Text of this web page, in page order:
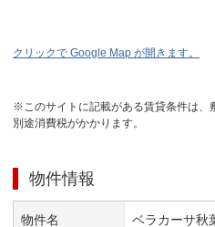
クリックで Google Map が開きます。
※このサイトに記載がある賃貸条件は、
別途消費税がかかります。
物件情報
物件名 ベラカーサ秋